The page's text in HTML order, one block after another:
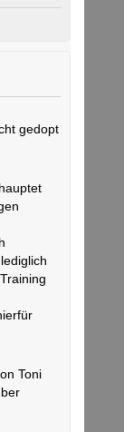
gedopt
Toni